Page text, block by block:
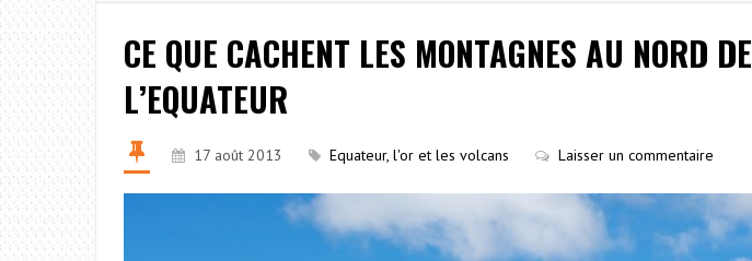
CE QUE CACHENT LES MONTAGNES AU NORD DE
L’EQUATEUR
17 août 2013 Equateur, l'or et les volcans Laisser un commentaire